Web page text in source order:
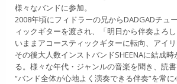
様々なバンドに参加。
2008年頃にフィドラーの兄からDADGADチュ
ィックギターを渡され、「明日から伴奏よろ
いままアコースティックギターに転向、アイリ
その後大人数インストバンドSHEENAに結成
る。様々な年代・ジャンルの音楽を聞き、読書
“バンド全体が心地よく演奏できる伴奏”を常